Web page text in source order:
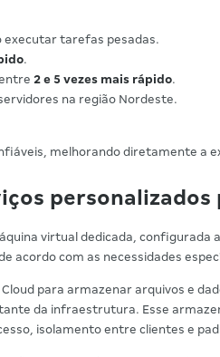
executar tarefas pesadas.
.
2 e 5 vezes mais rápido.
na região Nordeste.
melhorando diretamente a
personalizados
virtual dedicada,
acordo com as necessidades
para armazenar arquivos e
da infraestrutura. Esse
isolamento entre clientes e